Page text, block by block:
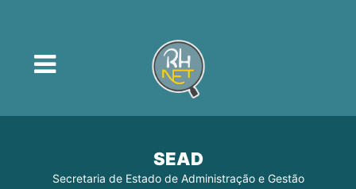
SEAD
Secretaria de Estado de Administração e Gestão